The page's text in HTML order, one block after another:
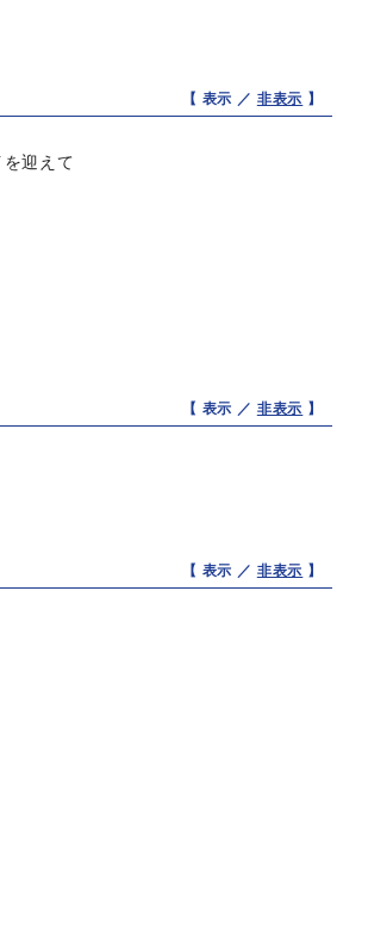
【 表示 ／ 非表示 】
迎えて
【 表示 ／ 非表示 】
【 表示 ／ 非表示 】